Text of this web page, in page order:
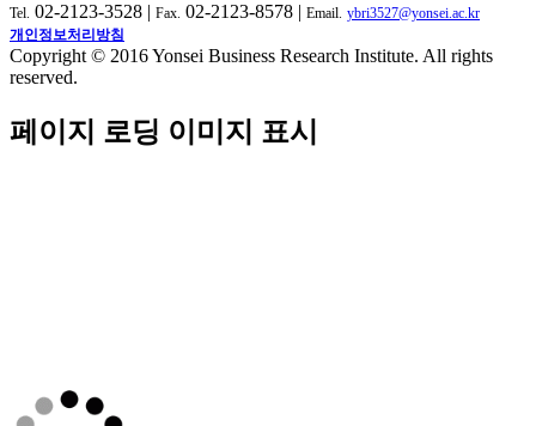
Tel. 02-2123-3528 | Fax. 02-2123-8578 | Email. ybri3527@yonsei.ac.kr
개인정보처리방침
Copyright © 2016 Yonsei Business Research Institute. All rights
reserved.
페이지 로딩 이미지 표시